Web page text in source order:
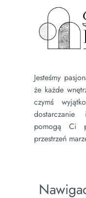
Jesteśmy
że każde
czymś
pomogą Ci
przestrzeń